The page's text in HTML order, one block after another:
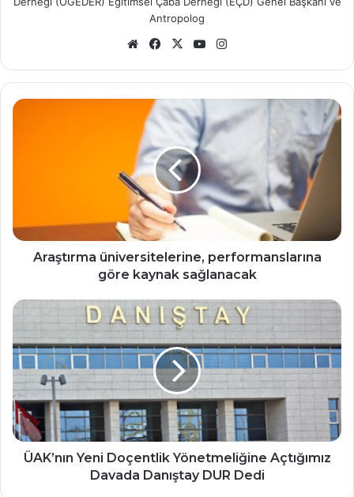
Antropolog
Web
Facebook
X YouTube
Araştırma
Araştırma üniversitelerine, performanslarına
göre kaynak sağlanacak
ÜAK’nın
Doçentlik
Yönetmeliğine
Açtığımız
Davada
Danıştay
DUR
Dedi
ÜAK’nın Yeni Doçentlik Yönetmeliğine Açtığımız
Davada Danıştay DUR Dedi